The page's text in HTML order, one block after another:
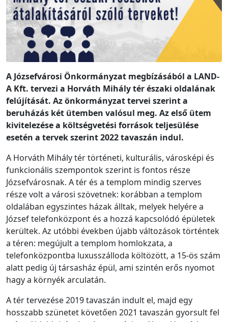
A Józsefvárosi Önkormányzat megbízásából a LAND-
A Kft. tervezi a Horváth Mihály tér északi oldalának
felújítását. Az önkormányzat tervei szerint a
beruházás két ütemben valósul meg. Az első ütem
kivitelezése a költségvetési források teljesülése
esetén a tervek szerint 2022 tavaszán indul.
A Horváth Mihály tér történeti, kulturális, városképi és
funkcionális szempontok szerint is fontos része
Józsefvárosnak. A tér és a templom mindig szerves
része volt a városi szövetnek: korábban a templom
oldalában egyszintes házak álltak, melyek helyére a
József telefonközpont és a hozzá kapcsolódó épületek
kerültek. Az utóbbi években újabb változások történtek
a téren: megújult a templom homlokzata, a
telefonközpontba luxusszálloda költözött, a 15-ös szám
alatt pedig új társasház épül, ami szintén erős nyomot
hagy a környék arculatán.
A tér tervezése 2019 tavaszán indult el, majd egy
hosszabb szünetet követően 2021 tavaszán gyorsult fel